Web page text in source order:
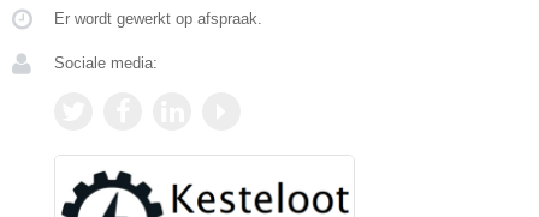
Er wordt gewerkt op afspraak.
Sociale media: